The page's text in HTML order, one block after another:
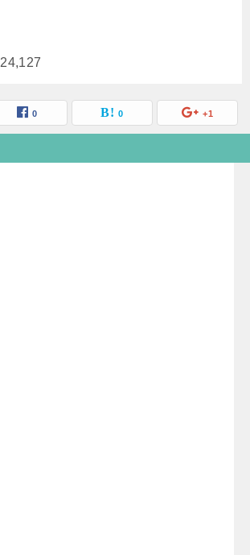
24,127
0 0 +1